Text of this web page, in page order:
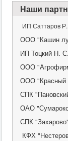
Наши
ИП Саттаров
ООО "Кашин
ИП Тоцкий Н.
ООО
ООО "Красный
СПК
ОАО
СПК
КФХ